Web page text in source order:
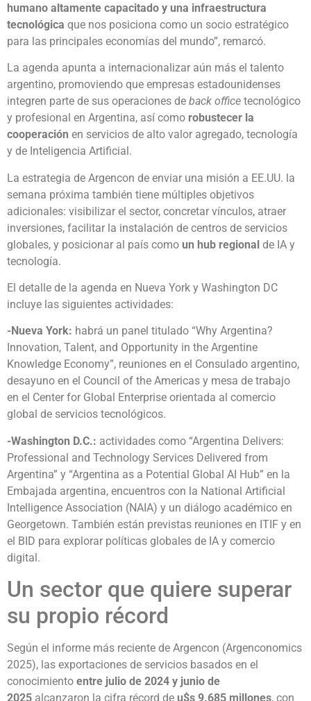
humano altamente capacitado y una infraestructura
tecnológica que nos posiciona como un socio estratégico
para las principales economías del mundo”, remarcó.
La agenda apunta a internacionalizar aún más el talento
argentino, promoviendo que empresas estadounidenses
integren parte de sus operaciones de back office tecnológico
y profesional en Argentina, así como robustecer la
cooperación en servicios de alto valor agregado, tecnología
y de Inteligencia Artificial.
La estrategia de Argencon de enviar una misión a EE.UU. la
semana próxima también tiene múltiples objetivos
adicionales: visibilizar el sector, concretar vínculos, atraer
inversiones, facilitar la instalación de centros de servicios
globales, y posicionar al país como un hub regional de IA y
tecnología.
El detalle de la agenda en Nueva York y Washington DC
incluye las siguientes actividades:
-Nueva York: habrá un panel titulado “Why Argentina?
Innovation, Talent, and Opportunity in the Argentine
Knowledge Economy”, reuniones en el Consulado argentino,
desayuno en el Council of the Americas y mesa de trabajo
en el Center for Global Enterprise orientada al comercio
global de servicios tecnológicos.
-Washington D.C.: actividades como “Argentina Delivers:
Professional and Technology Services Delivered from
Argentina” y “Argentina as a Potential Global AI Hub” en la
Embajada argentina, encuentros con la National Artificial
Intelligence Association (NAIA) y un diálogo académico en
Georgetown. También están previstas reuniones en ITIF y en
el BID para explorar políticas globales de IA y comercio
digital.
Un sector que quiere superar
su propio récord
Según el informe más reciente de Argencon (Argenconomics
2025), las exportaciones de servicios basados en el
conocimiento entre julio de 2024 y junio de
2025 alcanzaron la cifra récord de u$s 9.685 millones, con